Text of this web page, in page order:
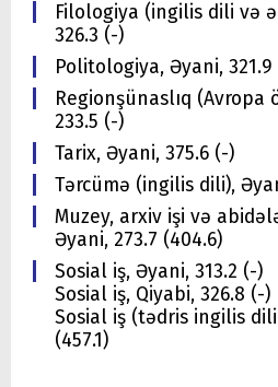
Filologiya (ingilis dili və
326.3 (-)
Politologiya, Əyani, 321.9
Regionşünaslıq
233.5 (-)
Tarix, Əyani, 375.6 (-)
Tərcümə (ingilis dili),
Muzey, arxiv işi və
Əyani, 273.7 (404.6)
Sosial iş, Əyani, 313.2 (-)
Sosial iş, Qiyabi, 326.8 (-)
Sosial iş (tədris ingilis
(457.1)